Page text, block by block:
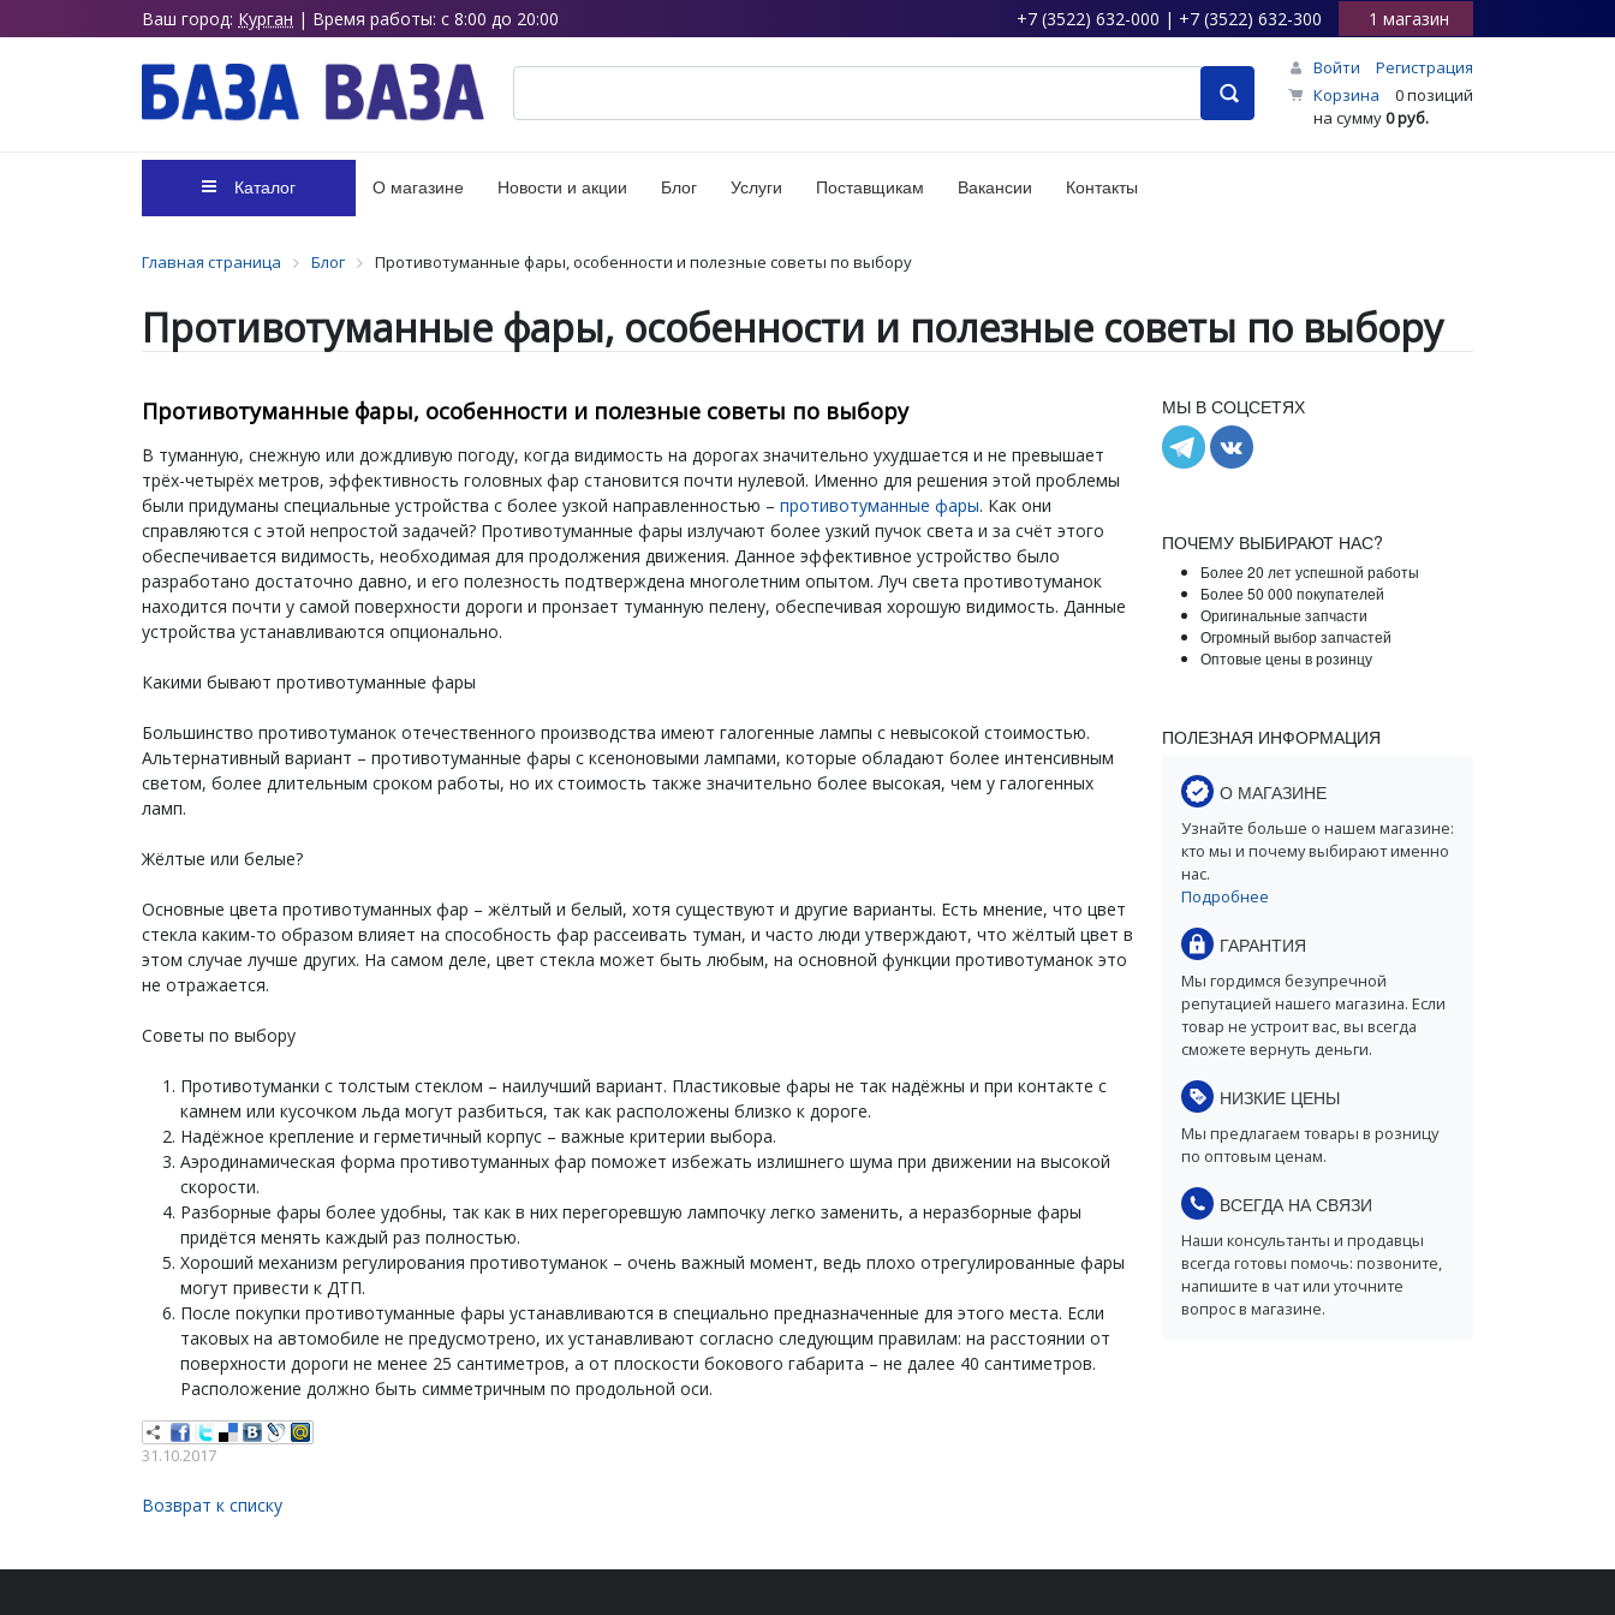
Ваш город: Курган | Время работы: с 8:00 до 20:00 +7 (3522) 632-000 | +7 (3522) 632-300 1 магазин
Войти
Регистрация
Корзина
0 позиций
на сумму0 руб.
Каталог О магазине Новости и акции Блог Услуги Поставщикам Вакансии Контакты
Главная страница Блог Противотуманные фары, особенности и полезные советы по выбору
Противотуманные фары, особенности и полезные советы по выбору
Противотуманные фары, особенности и полезные советы по выбору
В туманную, снежную или дождливую погоду, когда видимость на дорогах значительно ухудшается и не превышает
трёх-четырёх метров, эффективность головных фар становится почти нулевой. Именно для решения этой проблемы
были придуманы специальные устройства с более узкой направленностью – противотуманные фары. Как они
справляются с этой непростой задачей? Противотуманные фары излучают более узкий пучок света и за счёт этого
обеспечивается видимость, необходимая для продолжения движения. Данное эффективное устройство было
разработано достаточно давно, и его полезность подтверждена многолетним опытом. Луч света противотуманок
находится почти у самой поверхности дороги и пронзает туманную пелену, обеспечивая хорошую видимость. Данные
устройства устанавливаются опционально.
Какими бывают противотуманные фары
Большинство противотуманок отечественного производства имеют галогенные лампы с невысокой стоимостью.
Альтернативный вариант – противотуманные фары с ксеноновыми лампами, которые обладают более интенсивным
светом, более длительным сроком работы, но их стоимость также значительно более высокая, чем у галогенных
ламп.
Жёлтые или белые?
Основные цвета противотуманных фар – жёлтый и белый, хотя существуют и другие варианты. Есть мнение, что цвет
стекла каким-то образом влияет на способность фар рассеивать туман, и часто люди утверждают, что жёлтый цвет в
этом случае лучше других. На самом деле, цвет стекла может быть любым, на основной функции противотуманок это
не отражается.
Советы по выбору
Противотуманки с толстым стеклом – наилучший вариант. Пластиковые фары не так надёжны и при контакте с
камнем или кусочком льда могут разбиться, так как расположены близко к дороге.
Надёжное крепление и герметичный корпус – важные критерии выбора.
Аэродинамическая форма противотуманных фар поможет избежать излишнего шума при движении на высокой
скорости.
Разборные фары более удобны, так как в них перегоревшую лампочку легко заменить, а неразборные фары
придётся менять каждый раз полностью.
Хороший механизм регулирования противотуманок – очень важный момент, ведь плохо отрегулированные фары
могут привести к ДТП.
После покупки противотуманные фары устанавливаются в специально предназначенные для этого места. Если
таковых на автомобиле не предусмотрено, их устанавливают согласно следующим правилам: на расстоянии от
поверхности дороги не менее 25 сантиметров, а от плоскости бокового габарита – не далее 40 сантиметров.
Расположение должно быть симметричным по продольной оси.
31.10.2017
Возврат к списку
МЫ В СОЦСЕТЯХ
ПОЧЕМУ ВЫБИРАЮТ НАС?
Более 20 лет успешной работы
Более 50 000 покупателей
Оригинальные запчасти
Огромный выбор запчастей
Оптовые цены в розинцу
ПОЛЕЗНАЯ ИНФОРМАЦИЯ
О МАГАЗИНЕ
Узнайте больше о нашем магазине:
кто мы и почему выбирают именно
нас.
Подробнее
ГАРАНТИЯ
Мы гордимся безупречной
репутацией нашего магазина. Если
товар не устроит вас, вы всегда
сможете вернуть деньги.
НИЗКИЕ ЦЕНЫ
Мы предлагаем товары в розницу
по оптовым ценам.
ВСЕГДА НА СВЯЗИ
Наши консультанты и продавцы
всегда готовы помочь: позвоните,
напишите в чат или уточните
вопрос в магазине.